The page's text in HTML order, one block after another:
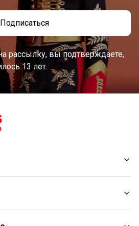
Подписаться
рассылку, вы подтверждаете,
13 лет.